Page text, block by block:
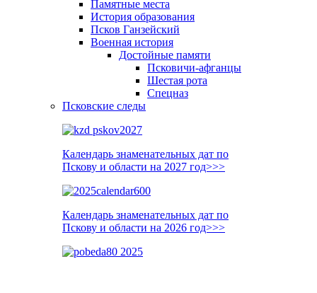
Памятные места
История образования
Псков Ганзейский
Военная история
Достойные памяти
Псковичи-афганцы
Шестая рота
Спецназ
Псковские следы
Календарь знаменательных дат по
Пскову и области на 2027 год>>>
Календарь знаменательных дат по
Пскову и области на 2026 год>>>